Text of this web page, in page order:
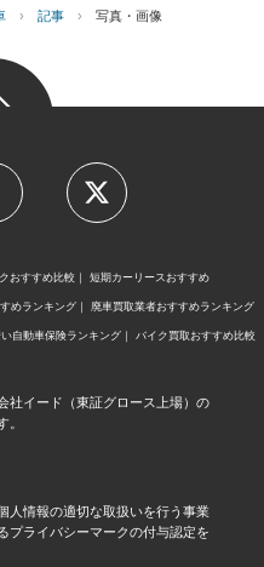
› 記事 › 写真・画像
おすすめ比較 短期カーリースおすすめ
めランキング 廃車買取業者おすすめランキング
自動車保険ランキング バイク買取おすすめ比較
社イード（東証グロース上場）の
。
人情報の適切な取扱いを行う事業
プライバシーマークの付与認定を